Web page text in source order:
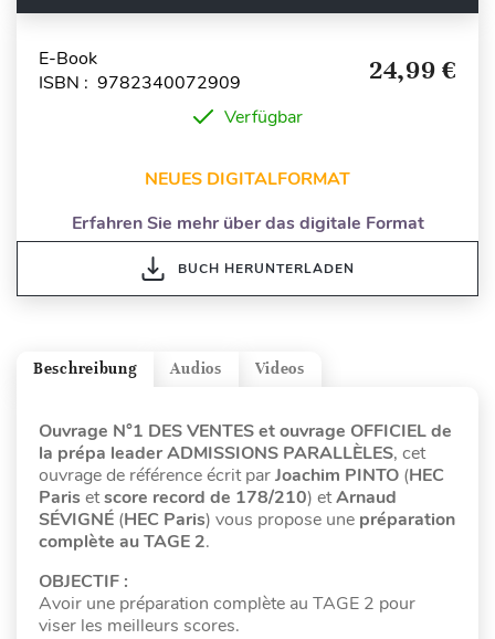
E-Book
ISBN : 9782340072909
24,99 €
Verfügbar
NEUES DIGITALFORMAT
Erfahren Sie mehr über das digitale Format
BUCH HERUNTERLADEN
Videos
Audios
Beschreibung
Ouvrage N°1 DES VENTES et ouvrage OFFICIEL de
la prépa leader ADMISSIONS PARALLÈLES, cet
ouvrage de référence écrit parJoachim PINTO (HEC
Paris etscore record de 178/210) etArnaud
SÉVIGNÉ (HEC Paris) vous propose une préparation
complète au TAGE 2.
OBJECTIF :
Avoir une préparation complète au TAGE 2 pour
viser les meilleurs scores.